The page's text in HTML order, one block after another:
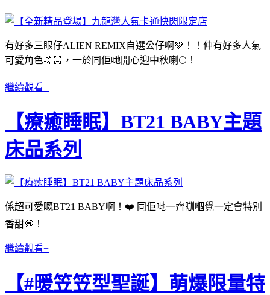
有好多三眼仔ALIEN REMIX自選公仔啊💚！！仲有好多人氣
可愛角色🤙🏻，一於同佢哋開心迎中秋喇🌕！
繼續觀看+
【療癒睡眠】BT21 BABY主題
床品系列
係超可愛嘅BT21 BABY啊！❤️ 同佢哋一齊瞓嗰覺一定會特別
香甜💭！
繼續觀看+
【#暖笠笠型聖誕】萌爆限量特